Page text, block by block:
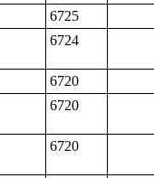
6725
6724
6720
6720
6720